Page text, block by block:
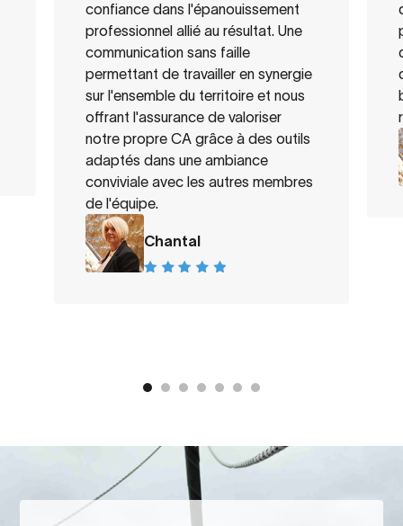
confiance dans l'épanouissement
professionnel allié au résultat. Une
communication sans faille
permettant de travailler en synergie
sur l'ensemble du territoire et nous
offrant l'assurance de valoriser
notre propre CA grâce à des outils
adaptés dans une ambiance
conviviale avec les autres membres
de l'équipe.
Chantal